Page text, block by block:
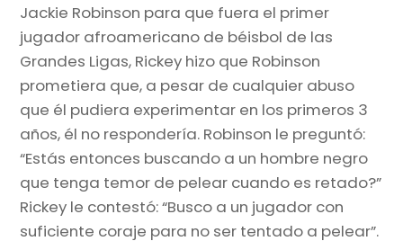
Jackie Robinson para que fuera el primer
jugador afroamericano de béisbol de las
Grandes Ligas, Rickey hizo que Robinson
prometiera que, a pesar de cualquier abuso
que él pudiera experimentar en los primeros 3
años, él no respondería. Robinson le preguntó:
“Estás entonces buscando a un hombre negro
que tenga temor de pelear cuando es retado?”
Rickey le contestó: “Busco a un jugador con
suficiente coraje para no ser tentado a pelear”.